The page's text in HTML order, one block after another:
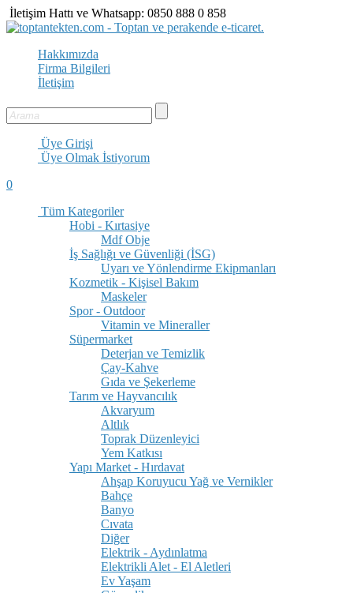
İletişim Hattı ve Whatsapp: 0850 888 0 858
Hakkımızda
Firma Bilgileri
İletişim
Üye Girişi
Üye Olmak İstiyorum
0
Tüm Kategoriler
Hobi - Kırtasiye
Mdf Obje
İş Sağlığı ve Güvenliği (İSG)
Uyarı ve Yönlendirme Ekipmanları
Kozmetik - Kişisel Bakım
Maskeler
Spor - Outdoor
Vitamin ve Mineraller
Süpermarket
Deterjan ve Temizlik
Çay-Kahve
Gıda ve Şekerleme
Tarım ve Hayvancılık
Akvaryum
Altlık
Toprak Düzenleyici
Yem Katkısı
Yapı Market - Hırdavat
Ahşap Koruyucu Yağ ve Vernikler
Bahçe
Banyo
Cıvata
Diğer
Elektrik - Aydınlatma
Elektrikli Alet - El Aletleri
Ev Yaşam